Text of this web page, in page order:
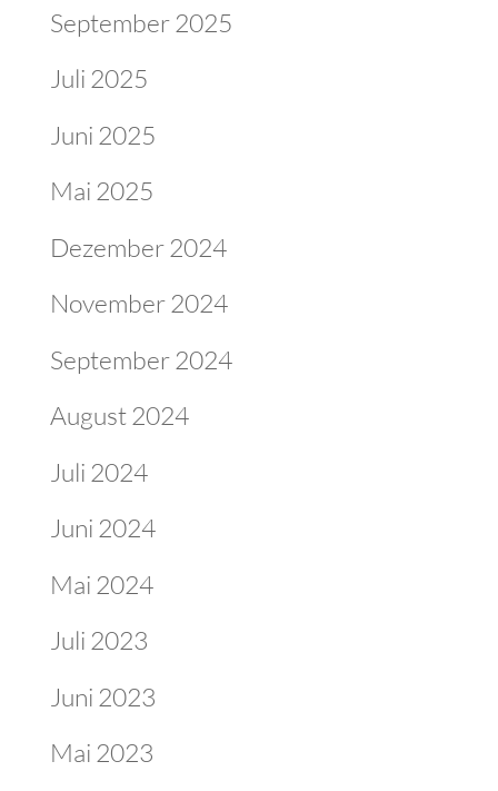
September 2025
Juli 2025
Juni 2025
Mai 2025
Dezember 2024
November 2024
September 2024
August 2024
Juli 2024
Juni 2024
Mai 2024
Juli 2023
Juni 2023
Mai 2023